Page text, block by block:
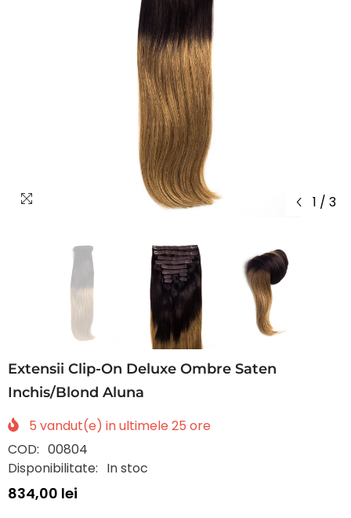
1 / 3
Extensii Clip-On Deluxe Ombre Saten
Inchis/Blond Aluna
5 vandut(e) in ultimele 25 ore
COD: 00804
Disponibilitate: In stoc
834,00 lei